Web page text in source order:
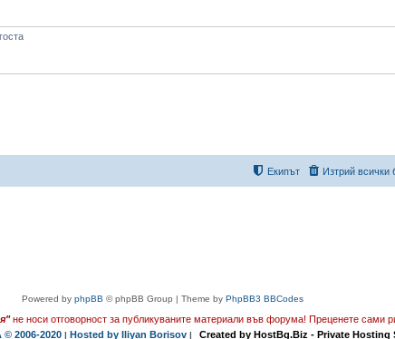
Изтрий всички
Екипът
Powered by phpBB © phpBB Group | Theme by PhpBB3 BBCodes
не носи отговорност за публикуваните материали във форума! Преценете сами
© 2006-2020 | Hosted by Iliyan Borisov | Created by HostBg.Biz - Private Hosting